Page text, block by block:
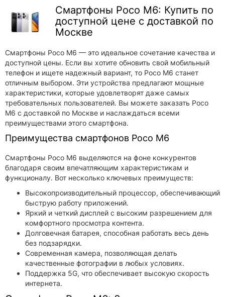
Смартфоны Poco M6: Купить по
доступной цене с доставкой по
Москве
Смартфоны Poco M6 — это идеальное сочетание качества и
доступной цены. Если вы хотите обновить свой мобильный
телефон и ищете надежный вариант, то Poco M6 станет
отличным выбором. Эти устройства предлагают мощные
характеристики, которые удовлетворят даже самых
требовательных пользователей. Вы можете заказать Poco
M6 с доставкой по Москве и наслаждаться всеми
преимуществами этого смартфона.
Преимущества смартфонов Poco M6
Смартфоны Poco M6 выделяются на фоне конкурентов
благодаря своим впечатляющим характеристикам и
функционалу. Вот несколько ключевых преимуществ:
Высокопроизводительный процессор, обеспечивающий
быструю работу приложений.
Яркий и четкий дисплей с высоким разрешением для
комфортного просмотра контента.
Долговечная батарея, способная работать весь день
без подзарядки.
Современная камера, позволяющая делать
качественные фотографии в любых условиях.
Поддержка 5G, что обеспечивает высокую скорость
интернета.